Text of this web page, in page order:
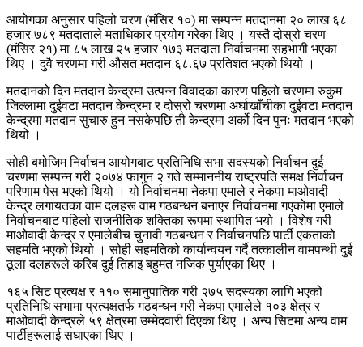
आयोगका अनुसार पहिलो चरण (मंसिर १०) मा सम्पन्न मतदानमा २० लाख ६८
हजार ७८९ मतदाताले मताधिकार प्रयोग गरेका थिए । यस्तै दोस्रो चरण
(मंसिर २१) मा ८५ लाख २५ हजार १७३ मतदाता निर्वाचनमा सहभागी भएका
थिए । दुवै चरणमा गरी औसत मतदान ६८.६७ प्रतिशत भएको थियो ।
मतदानको दिन मतदान केन्द्रमा उत्पन्न विवादका कारण पहिलो चरणमा रुकुम
जिल्लामा दुईवटा मतदान केन्द्रमा र दोस्रो चरणमा अर्घाखाँचीका दुईवटा मतदान
केन्द्रमा मतदान सुचारु हुन नसकेपछि ती केन्द्रमा अर्को दिन पुनः मतदान भएको
थियो ।
सोही बमोजिम निर्वाचन आयोगबाट प्रतिनिधि सभा सदस्यको निर्वाचन दुई
चरणमा सम्पन्न गरी २०७४ फागुन २ गते सम्माननीय राष्ट्रपति समक्ष निर्वाचन
परिणाम पेस भएको थियो । यो निर्वाचनमा नेकपा एमाले र नेकपा माओवादी
केन्द्र लगायतका वाम दलहरू वाम गठबन्धन बनाएर निर्वाचनमा गएकोमा एमाले
निर्वाचनबाट पहिलो राजनीतिक शक्तिका रूपमा स्थापित भयो । विशेष गरी
माओवादी केन्द्र र एमालेबीच चुनावी गठबन्धन र निर्वाचनपछि पार्टी एकताको
सहमति भएको थियो । सोही सहमतिको कार्यान्वयन गर्दै तत्कालीन वामपन्थी दुई
ठूला दलहरूले करिब दुई तिहाइ बहुमत नजिक पुर्याएका थिए ।
१६५ सिट प्रत्यक्ष र ११० समानुपातिक गरी २७५ सदस्यका लागि भएको
प्रतिनिधि सभामा प्रत्यक्षतर्फ गठबन्धन गरी नेकपा एमालेले १०३ क्षेत्र र
माओवादी केन्द्रले ५९ क्षेत्रमा उम्मेदवारी दिएका थिए । अन्य सिटमा अन्य वाम
पार्टीहरूलाई सघाएका थिए ।